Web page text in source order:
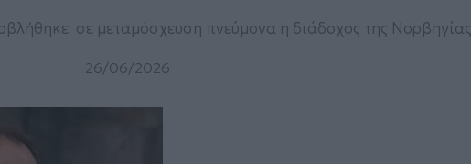
σε μεταμόσχευση πνεύμονα η διάδοχος της Νορβηγίας
26/06/2026